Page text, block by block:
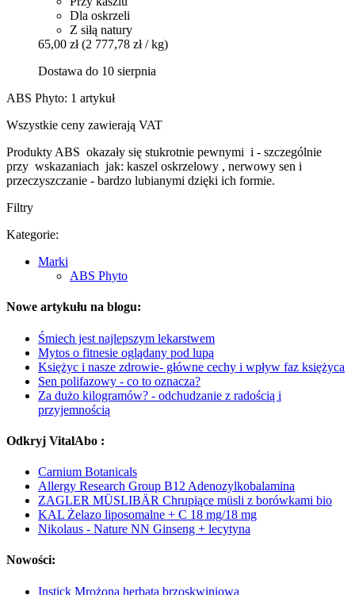
Dla oskrzeli
Z siłą natury
65,00 zł (2 777,78 zł / kg)
Dostawa do 10 sierpnia
ABS Phyto: 1 artykuł
Wszystkie ceny zawierają VAT
Produkty ABS okazały się stukrotnie pewnymi i - szczególnie
przy wskazaniach jak: kaszel oskrzelowy , nerwowy sen i
przeczyszczanie - bardzo lubianymi dzięki ich formie.
Filtry
Kategorie:
Marki
ABS Phyto
Nowe artykułu na blogu:
Śmiech jest najlepszym lekarstwem
Mytos o fitnesie oglądany pod lupą
Księżyc i nasze zdrowie- główne cechy i wpływ faz księżyca
Sen polifazowy - co to oznacza?
Za dużo kilogramów? - odchudzanie z radością i
przyjemnością
Odkryj VitalAbo :
Carnium Botanicals
Allergy Research Group B12 Adenozylkobalamina
ZAGLER MÜSLIBÄR Chrupiące müsli z borówkami bio
KAL Żelazo liposomalne + C 18 mg/18 mg
Nikolaus - Nature NN Ginseng + lecytyna
Nowości:
Instick Mrożona herbata brzoskwiniowa